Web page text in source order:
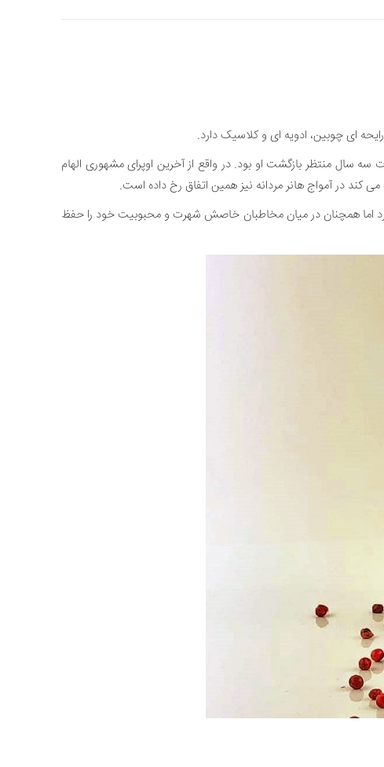
سه سال منتظر بازگشت او بود. در واقع از آخرین اوپرای مشهوری الهام
کند در آمواج هانر مردانه نیز همین اتفاق رخ داده است.
اما همچنان در میان مخاطبان خاصش شهرت و محبوبیت خود را حفظ